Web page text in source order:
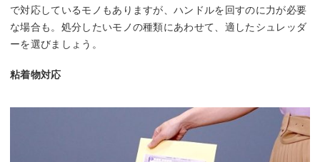
で対応しているモノもありますが、ハンドルを回すのに力が必要
な場合も。処分したいモノの種類にあわせて、適したシュレッダ
ーを選びましょう。
粘着物対応